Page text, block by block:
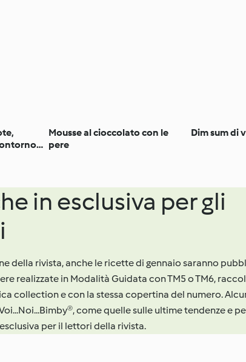
Mousse al cioccolato con le
pere
Dim sum di
in esclusiva per gli
della rivista, anche le ricette di gennaio saranno
realizzate in Modalità Guidata con TM5 o TM6,
collection e con la stessa copertina del numero.
come quelle sulle ultime tendenze e
per il lettori della rivista.